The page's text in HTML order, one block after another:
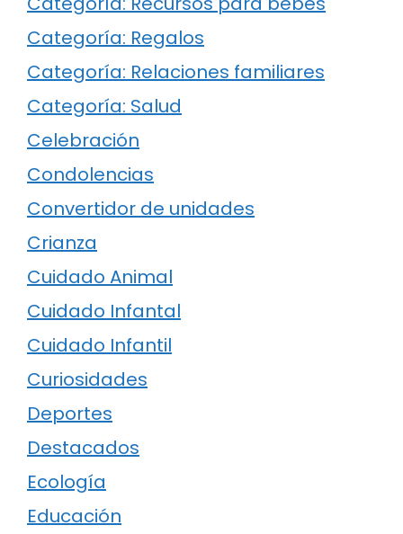
Categoría: Regalos
Categoría: Relaciones familiares
Categoría: Salud
Celebración
Condolencias
Convertidor de unidades
Crianza
Cuidado Animal
Cuidado Infantal
Cuidado Infantil
Curiosidades
Deportes
Destacados
Ecología
Educación